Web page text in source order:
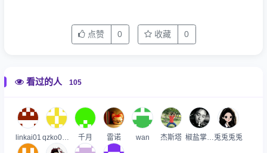
点赞 0 收藏 0
看过的人 105
linkai01 千月 雷诺 wan 杰斯塔 兎兎兎兎